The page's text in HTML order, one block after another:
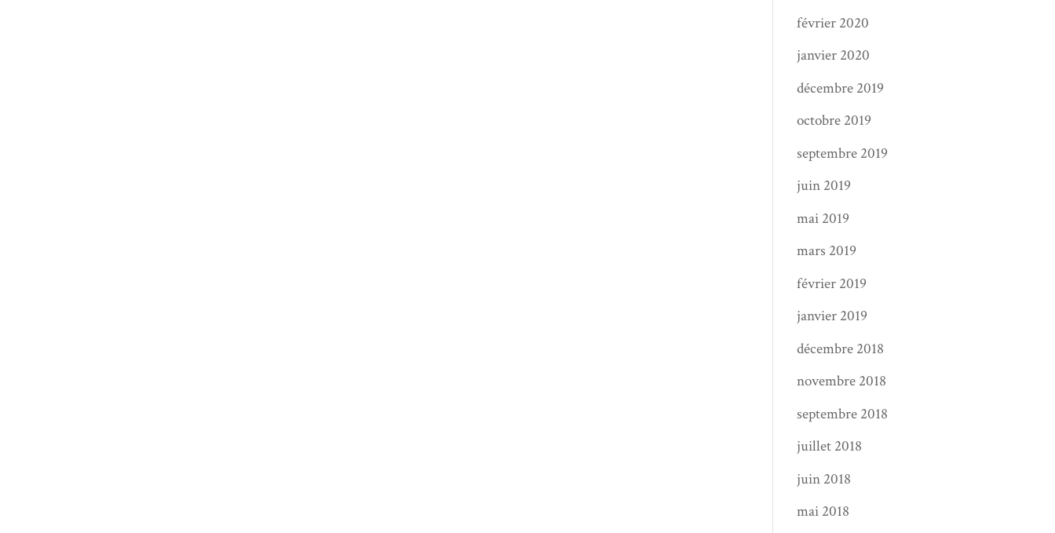
février 2020
janvier 2020
décembre 2019
octobre 2019
septembre 2019
juin 2019
mai 2019
mars 2019
février 2019
janvier 2019
décembre 2018
novembre 2018
septembre 2018
juillet 2018
juin 2018
mai 2018